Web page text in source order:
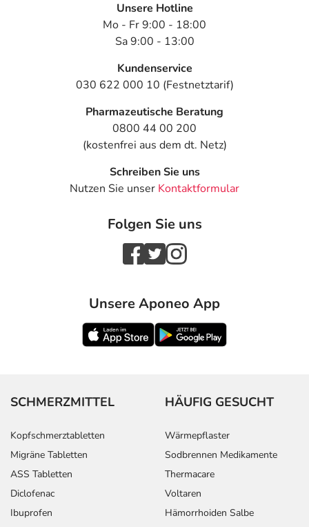
Unsere Hotline
Mo - Fr 9:00 - 18:00
Sa 9:00 - 13:00
Kundenservice
030 622 000 10 (Festnetztarif)
Pharmazeutische Beratung
0800 44 00 200
(kostenfrei aus dem dt. Netz)
Schreiben Sie uns
Nutzen Sie unser Kontaktformular
Folgen Sie uns
Unsere Aponeo App
SCHMERZMITTEL
Kopfschmerztabletten
Migräne Tabletten
ASS Tabletten
Diclofenac
Ibuprofen
HÄUFIG GESUCHT
Wärmepflaster
Sodbrennen Medikamente
Thermacare
Voltaren
Hämorrhoiden Salbe